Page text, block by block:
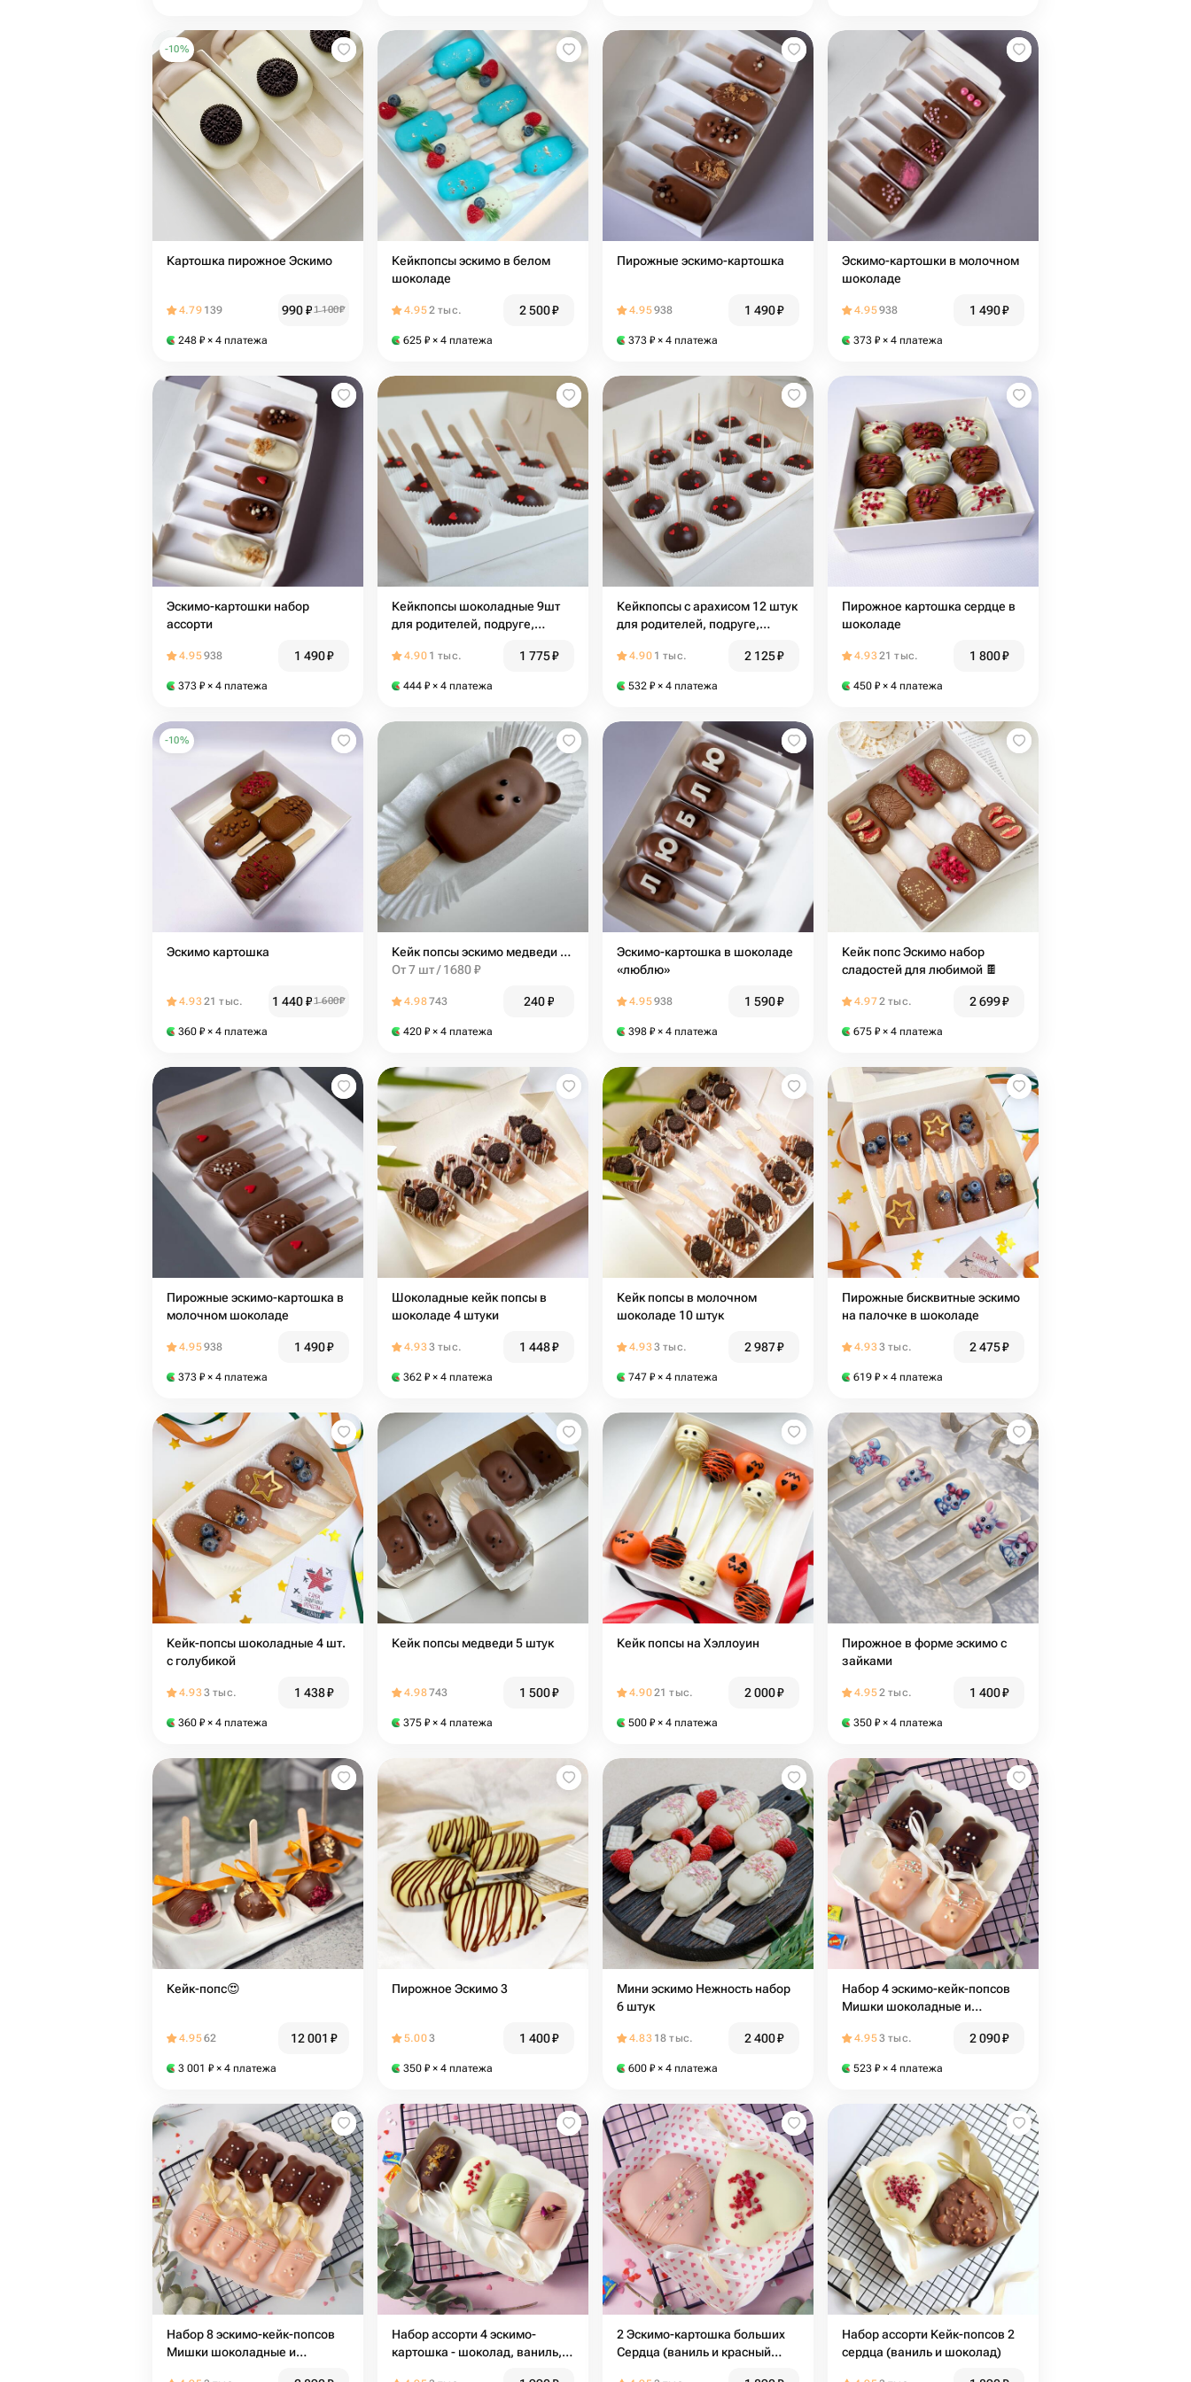
-10%
Картошка пирожное Эскимо
4.79 139 990₽1 100₽
248 ₽ × 4 платежа
Кейкпопсы эскимо в белом
шоколаде
4.952 тыс. 2 500₽
625 ₽ × 4 платежа
Пирожные эскимо-картошка
4.95938 1 490₽
373 ₽ × 4 платежа
Эскимо-картошки в молочном
шоколаде
4.95938 1 490₽
373 ₽ × 4 платежа
Эскимо-картошки набор
ассорти
4.95938 1 490₽
373 ₽ × 4 платежа
Кейкпопсы шоколадные 9шт
для родителей, подруге,
4.90 1 тыс. 1 775₽
444 ₽ × 4 платежа
Кейкпопсы с арахисом 12 штук
для родителей, подруге,
4.90 1 тыс. 2 125₽
532 ₽ × 4 платежа
Пирожное картошка сердце в
шоколаде
4.9321 тыс. 1 800₽
450 ₽ × 4 платежа
-10%
Эскимо картошка
4.9321 тыс. 1 440₽1 600₽
360 ₽ × 4 платежа
Кейк попсы эскимо медведи в индивидуальной упаковке
От 7 шт / 1680 ₽
4.98743 240₽
420 ₽ × 4 платежа
Эскимо-картошка в шоколаде
«люблю»
4.95938 1 590₽
398 ₽ × 4 платежа
Кейк попс Эскимо набор
сладостей для любимой 🍫
4.972 тыс. 2 699₽
675 ₽ × 4 платежа
Пирожные эскимо-картошка в
молочном шоколаде
4.95938 1 490₽
373 ₽ × 4 платежа
Шоколадные кейк попсы в
шоколаде 4 штуки
4.933 тыс. 1 448₽
362 ₽ × 4 платежа
Кейк попсы в молочном
шоколаде 10 штук
4.933 тыс. 2 987₽
747 ₽ × 4 платежа
Пирожные бисквитные эскимо
на палочке в шоколаде
4.933 тыс. 2 475₽
619 ₽ × 4 платежа
Кейк-попсы шоколадные 4 шт.
с голубикой
4.933 тыс. 1 438₽
360 ₽ × 4 платежа
Кейк попсы медведи 5 штук
4.98743 1 500₽
375 ₽ × 4 платежа
Кейк попсы на Хэллоуин
4.9021 тыс. 2 000₽
500 ₽ × 4 платежа
Пирожное в форме эскимо с
зайками
4.952 тыс. 1 400₽
350 ₽ × 4 платежа
Кейк-попс😍
4.9562 12 001 ₽
3 001 ₽ × 4 платежа
Пирожное Эскимо 3
5.003 1 400₽
350 ₽ × 4 платежа
Мини эскимо Нежность набор
6 штук
4.83 18 тыс. 2 400₽
600 ₽ × 4 платежа
Набор 4 эскимо-кейк-попсов
Мишки шоколадные и
подруге, маме, любимой
4.953 тыс. 2 090₽
523 ₽ × 4 платежа
Набор 8 эскимо-кейк-попсов
Мишки шоколадные и
Набор ассорти 4 эскимо-
картошка - шоколад, ваниль,
2 Эскимо-картошка больших
Сердца (ваниль и красный
Набор ассорти Кейк-попсов 2
сердца (ваниль и шоколад)